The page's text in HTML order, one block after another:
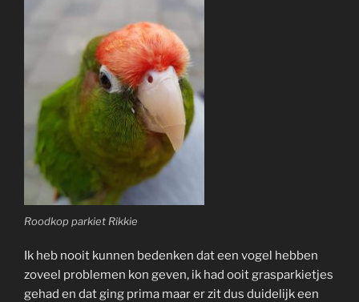
Roodkop parkiet Rikkie
Ik heb nooit kunnen bedenken dat een vogel hebben
zoveel problemen kon geven, ik had ooit grasparkietjes
gehad en dat ging prima maar er zit dus duidelijk een